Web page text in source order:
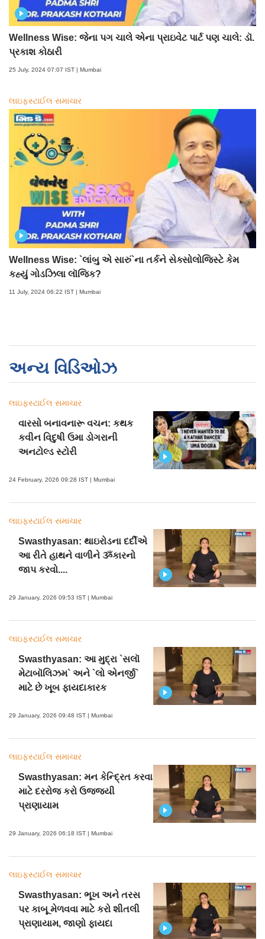
Wellness Wise: જેના પગ ચાલે એના પ્રાઇવેટ પાર્ટ પણ ચાલે: ડૉ.
પ્રકાશ કોઠારી
25 July, 2024 07:07 IST | Mumbai
લાઇફસ્ટાઈલ સમાચાર
Wellness Wise: `લાંબુ એ સારું`ના તર્કને સેક્સોલોજિસ્ટે કેમ
કહ્યું ગોડઝિલા લૉજિક?
11 July, 2024 06:22 IST | Mumbai
અન્ય વિડિઓઝ
લાઇફસ્ટાઈલ સમાચાર
વારસો બનાવનારૂ વચન: કથક
કવીન વિદુષી ઉમા ડોગરાની
અનટોલ્ડ સ્ટોરી
24 February, 2026 09:28 IST | Mumbai
લાઇફસ્ટાઈલ સમાચાર
Swasthyasan: થાઇરોડના દર્દીએ
આ રીતે હાથને વાળીને ૐકારનો
જાપ કરવો....
29 January, 2026 09:53 IST | Mumbai
લાઇફસ્ટાઈલ સમાચાર
Swasthyasan: આ મુદ્રા `સલૉ
મેટાબૉલિઝમ` અને `લો એનર્જી`
માટે છે ખૂબ ફાયદાકારક
29 January, 2026 09:48 IST | Mumbai
લાઇફસ્ટાઈલ સમાચાર
Swasthyasan: મન કેન્દ્રિત કરવા
માટે દરરોજ કરો ઉજ્જયી
પ્રાણાયામ
29 January, 2026 06:18 IST | Mumbai
લાઇફસ્ટાઈલ સમાચાર
Swasthyasan: ભૂખ અને તરસ
પર કાબૂ મેળવવા માટે કરો શીતલી
પ્રાણાયામ, જાણો ફાયદા